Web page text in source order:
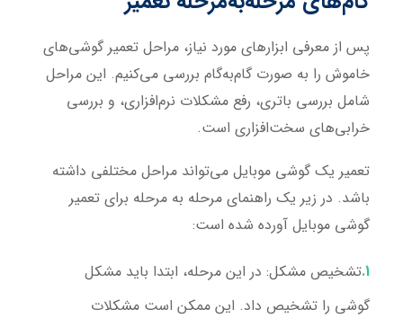
پس از معرفی ابزارهای مورد نیاز، مراحل تعمیر گوشی‌های
خاموش را به صورت گام‌به‌گام بررسی می‌کنیم. این مراحل
شامل بررسی باتری، رفع مشکلات نرم‌افزاری، و بررسی
خرابی‌های سخت‌افزاری است.
تعمیر یک گوشی موبایل می‌تواند مراحل مختلفی داشته
باشد. در زیر یک راهنمای مرحله به مرحله برای تعمیر
گوشی موبایل آورده شده است:
تشخیص مشکل: در این مرحله، ابتدا باید مشکل
گوشی را تشخیص داد. این ممکن است مشکلات